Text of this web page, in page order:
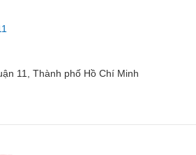
11, Thành phố Hồ Chí Minh